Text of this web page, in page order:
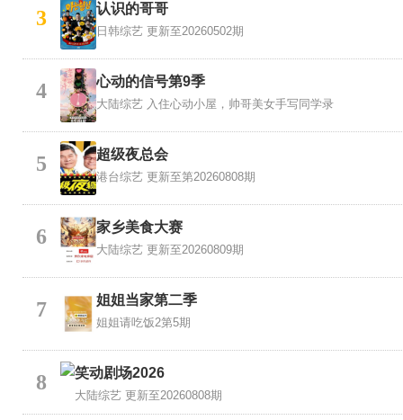
3 认识的哥哥
日韩综艺 更新至20260502期
4 心动的信号第9季
大陆综艺 入住心动小屋，帅哥美女手写同学录
5 超级夜总会
港台综艺 更新至第20260808期
6 家乡美食大赛
大陆综艺 更新至20260809期
7 姐姐当家第二季
姐姐请吃饭2第5期
8 笑动剧场2026
大陆综艺 更新至20260808期